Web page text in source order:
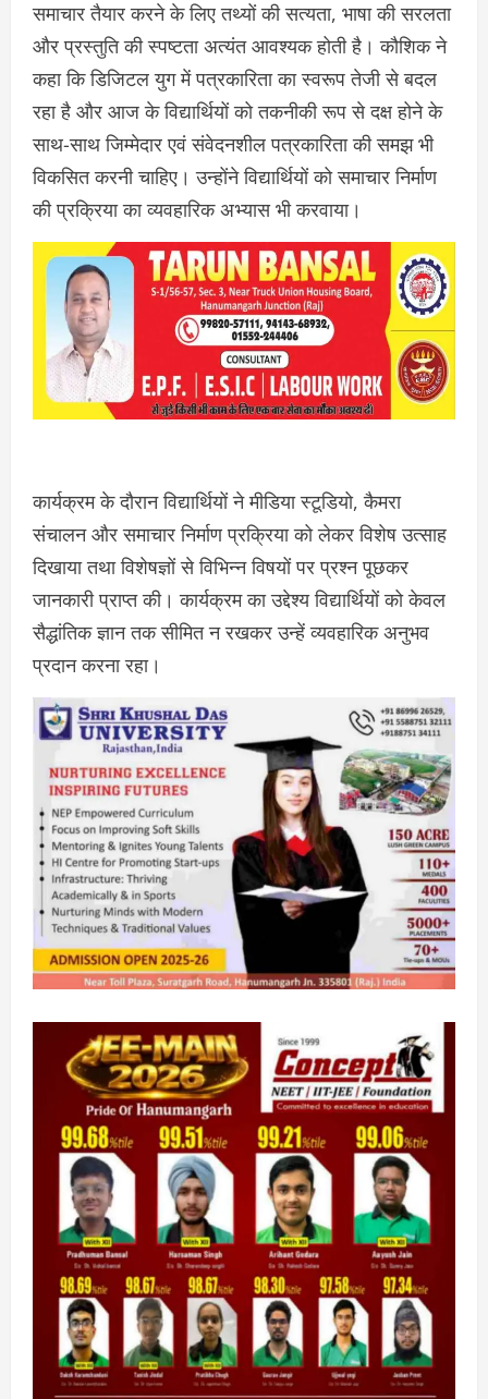
समाचार तैयार करने के लिए तथ्यों की सत्यता, भाषा की सरलता
और प्रस्तुति की स्पष्टता अत्यंत आवश्यक होती है। कौशिक ने
कहा कि डिजिटल युग में पत्रकारिता का स्वरूप तेजी से बदल
रहा है और आज के विद्यार्थियों को तकनीकी रूप से दक्ष होने के
साथ-साथ जिम्मेदार एवं संवेदनशील पत्रकारिता की समझ भी
विकसित करनी चाहिए। उन्होंने विद्यार्थियों को समाचार निर्माण
की प्रक्रिया का व्यवहारिक अभ्यास भी करवाया।
कार्यक्रम के दौरान विद्यार्थियों ने मीडिया स्टूडियो, कैमरा
संचालन और समाचार निर्माण प्रक्रिया को लेकर विशेष उत्साह
दिखाया तथा विशेषज्ञों से विभिन्न विषयों पर प्रश्न पूछकर
जानकारी प्राप्त की। कार्यक्रम का उद्देश्य विद्यार्थियों को केवल
सैद्धांतिक ज्ञान तक सीमित न रखकर उन्हें व्यवहारिक अनुभव
प्रदान करना रहा।